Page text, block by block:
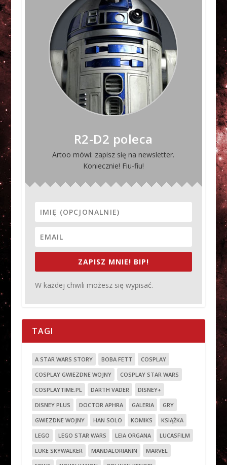
R2-D2 poleca
Artoo mówi: zapisz się na newsletter.
Koniecznie! Fiu-fiu!
ZAPISZ MNIE! BIP!
W każdej chwili możesz się wypisać.
TAGI
A STAR WARS STORY BOBA FETT
COSPLAY
COSPLAY GWIEZDNE WOJNY
COSPLAY STAR WARS
COSPLAYTIME.PL
DARTH VADER
DISNEY+
DISNEY PLUS
DOCTOR APHRA GALERIA
GRY
GWIEZDNE WOJNY
HAN SOLO KOMIKS
KSIĄŻKA
LEGO
LEGO STAR WARS LEIA ORGANA
LUCASFILM
LUKE SKYWALKER
MANDALORIANIN
MARVEL